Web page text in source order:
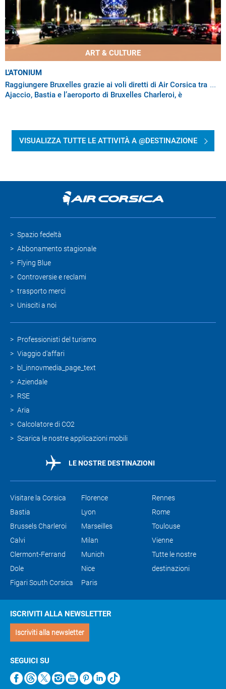
ART & CULTURE
L'ATONIUM
Raggiungere Bruxelles grazie ai voli diretti di Air Corsica tra
Ajaccio, Bastia e l’aeroporto di Bruxelles Charleroi, è
VISUALIZZA TUTTE LE ATTIVITÀ A @DESTINAZIONE
Spazio fedeltà
Abbonamento stagionale
Flying Blue
Controversie e reclami
trasporto merci
Unisciti a noi
Professionisti del turismo
Viaggio d'affari
bl_innovmedia_page_text
Aziendale
RSE
Aria
Calcolatore di CO2
Scarica le nostre applicazioni mobili
LE NOSTRE DESTINAZIONI
Visitare la Corsica
Bastia
Brussels Charleroi
Calvi
Clermont-Ferrand
Dole
Figari South Corsica
Florence
Lyon
Marseilles
Milan
Munich
Nice
Paris
Rennes
Rome
Toulouse
Vienne
Tutte le nostre
destinazioni
ISCRIVITI ALLA NEWSLETTER
Iscriviti alla newsletter
SEGUICI SU